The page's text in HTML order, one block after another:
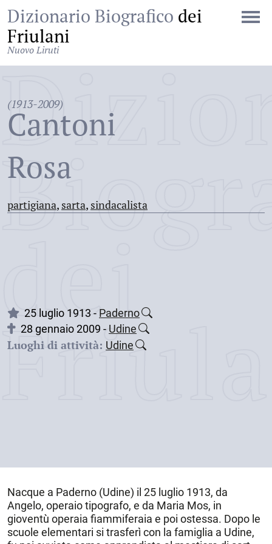
Dizionario Biografico dei
Friulani
Nuovo Liruti
(1913-2009)
Cantoni
Rosa
partigiana, sarta, sindacalista
dei
25 luglio 1913 - Paderno
28 gennaio 2009 - Udine
Luoghi di attività: Udine
Nacque a Paderno (Udine) il 25 luglio 1913, da
Angelo, operaio tipografo, e da Maria Mos, in
gioventù operaia fiammiferaia e poi ostessa. Dopo le
scuole elementari si trasferì con la famiglia a Udine,